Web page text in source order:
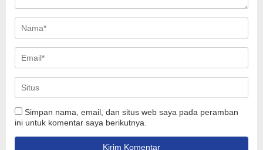
Simpan nama, email, dan situs web saya pada peramban
ini untuk komentar saya berikutnya.